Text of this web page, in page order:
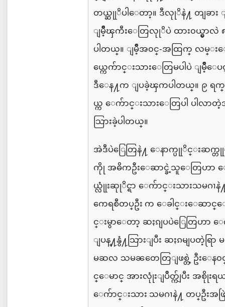
တယ္ဆုုိပါေတာ့။ ဒီလုုိနဲ႔ တျခား
ျမိဳ့ၾကီးေတြလုုိပဲ ထား၀ယ္မွာလဲ
ပါတယ္။ ျမိဳ့အ၀င္-အထြက္ လမ္း
ယ္ကေက်ာင္းသားေတြမပါပဲ ျမိဳ့ေပ
ဒီေန႔က ျပခဲ့ၾကပါတယ္။ ၉ ရ
ယ္ ေက်ာင္းသားေတြပါ ပါလာ
သြားခဲ့ပါတယ္။
အဲဒီပဲြေတြနဲ႔ ေနာက္ပုုိင္းဆက္တုုိ
ကိုု အဓိကဦးေဆာင္ခဲ့သူေတြဟာ
ယ္လုုံးဆုုိင္ရာ ေက်ာင္းသားသမဂၢနဲ
ကေရစီတပ္ဦး က ေခါင္းေဆာင္
င္းမွာေတာ့ ဆႏၵျပပဲြေတြဟာ ေ
ျပန္႔နွံ႔သြားျပီး ဆႏၵမျပတဲ့ရြာ
မဆလ သမၼတေတြျဖစ္တဲ့ ဦးေန၀
င္ေမာင္ အားလုုံးျပဳတ္က်ျပီး အစိုုးရ
ေက်ာင္းသား သမဂၢနဲ႔ တပ္ဦးအဖ